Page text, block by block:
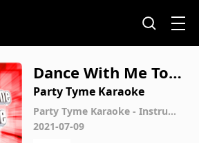
Dance With Me Toni
ght (Made Popular
By Olly Murs) [Instr
umental Version]
Party Tyme Karaoke
Party Tyme Karaoke - Instrume
ntals 6
2021-07-09